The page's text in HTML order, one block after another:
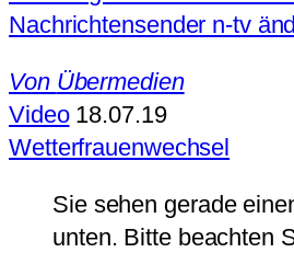
Nachrichtensender n-tv
Von Übermedien
Video 18.07.19
Wetterfrauenwechsel
Sie sehen gerade
unten. Bitte beachten